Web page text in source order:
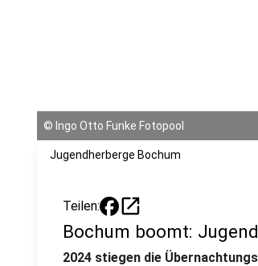
© Ingo Otto Funke Fotopool
Jugendherberge Bochum
Teilen: open_in_new
Bochum boomt:
2024 stiegen die